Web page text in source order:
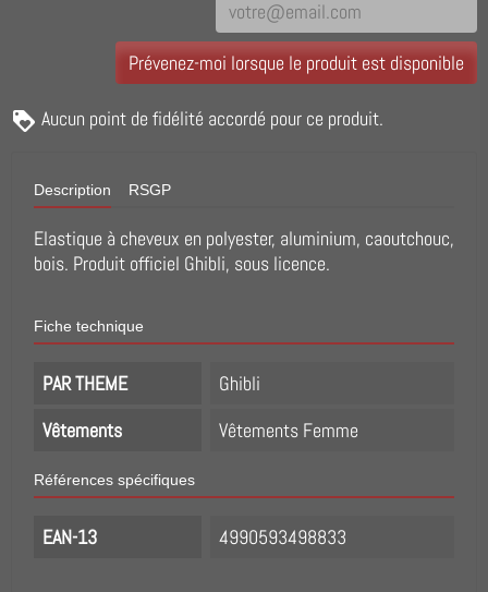
Prévenez-moi lorsque le produit est disponible
Aucun point de fidélité accordé pour ce produit.
Description RSGP
Elastique à cheveux en polyester, aluminium, caoutchouc,
bois. Produit officiel Ghibli, sous licence.
Fiche technique
PAR THEME
Ghibli
Vêtements
Vêtements Femme
Références spécifiques
EAN-13 4990593498833